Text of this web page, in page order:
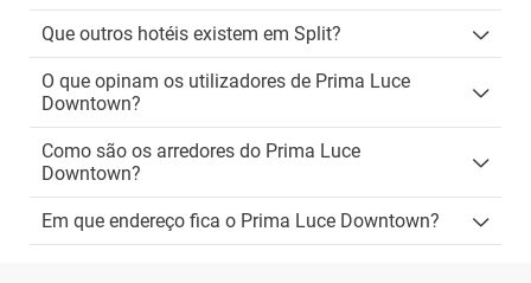
Que outros hotéis existem em Split?
O que opinam os utilizadores de Prima Luce
Downtown?
Como são os arredores do Prima Luce
Downtown?
Em que endereço fica o Prima Luce Downtown?